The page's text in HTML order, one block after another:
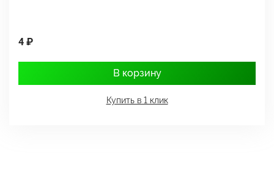
4 ₽
В корзину
Купить в 1 клик